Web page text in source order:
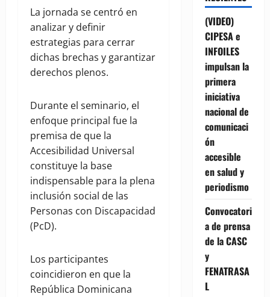
La jornada se centró en
analizar y definir
estrategias para cerrar
dichas brechas y garantizar
derechos plenos.
Durante el seminario, el
enfoque principal fue la
premisa de que la
Accesibilidad Universal
constituye la base
indispensable para la plena
inclusión social de las
Personas con Discapacidad
(PcD).
Los participantes
coincidieron en que la
República Dominicana
(VIDEO)
CIPESA e
INFOILES
impulsan la
primera
iniciativa
nacional de
comunicaci
ón
accesible
en salud y
periodismo
Convocatori
a de prensa
de la CASC
y
FENATRASA
L